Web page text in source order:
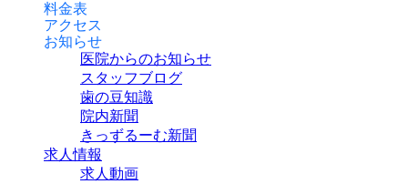
料金表
アクセス
お知らせ
医院からのお知らせ
スタッフブログ
歯の豆知識
院内新聞
きっずるーむ新聞
求人情報
求人動画